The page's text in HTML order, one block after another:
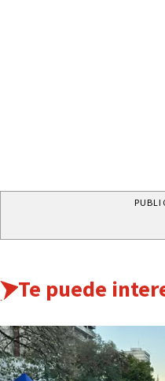
Te puede